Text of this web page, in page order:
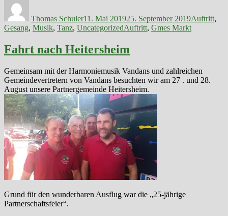
Thomas Schuler11. Mai 201925. September 2019Auftritt,
Gesang, Musik, Tanz, UncategorizedSchlagwörter
Auftritt, Gmes Markt
Fahrt nach Heitersheim
Gemeinsam mit der Harmoniemusik Vandans und zahlreichen
Gemeindevertretern von Vandans besuchten wir am 27 . und 28.
August unsere Partnergemeinde Heitersheim.
Grund für den wunderbaren Ausflug war die „25-jährige
Partnerschaftsfeier“.